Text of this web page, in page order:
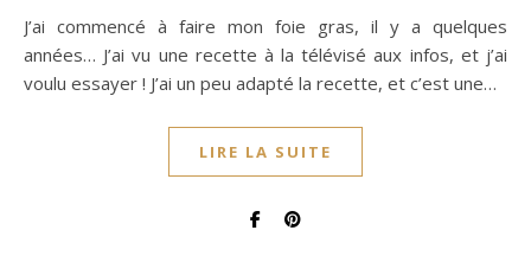
J’ai commencé à faire mon foie gras, il y a quelques
années… J’ai vu une recette à la télévisé aux infos, et j’ai
voulu essayer ! J’ai un peu adapté la recette, et c’est une…
LIRE LA SUITE